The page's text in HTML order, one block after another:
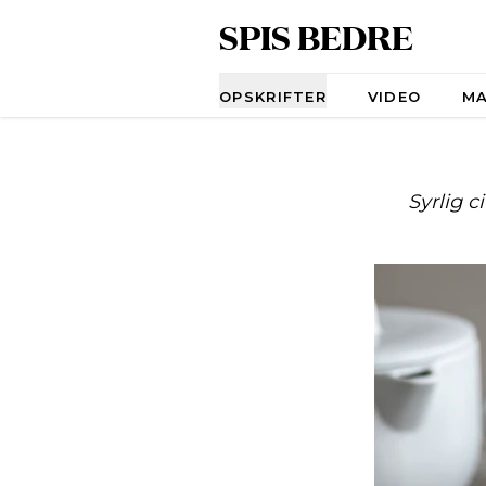
SPIS BEDRE
OPSKRIFTER VIDEO
Syrlig